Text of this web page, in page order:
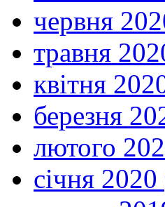
червня
травня
квітня
березня
лютого
січня